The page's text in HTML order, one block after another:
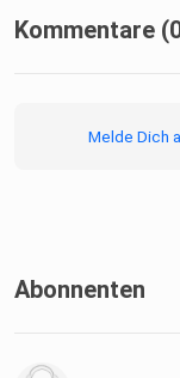
Kommentare
Melde Dich
Abonnenten